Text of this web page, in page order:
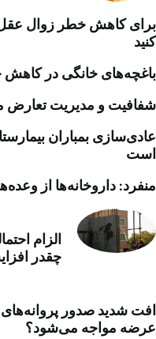
برای کاهش خطر زوال عقل
کنید
باغچه‌های خانگی در کاهش
شفافیت و مدیریت تعارض
عادی‌سازی بمباران
است
منفرد: داروخانه‌ها از
الزام
چقدر
افت شدید صدور پروانه‌های
عرضه مواجه می‌شود؟